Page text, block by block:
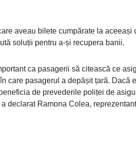
aveau bilete cumpărate la aceeași
soluții pentru a-și recupera banii.
ca pasagerii să citească ce
care pasagerul a depășit țară. Dacă
de prevederile poliței de
a declarat Ramona Colea,